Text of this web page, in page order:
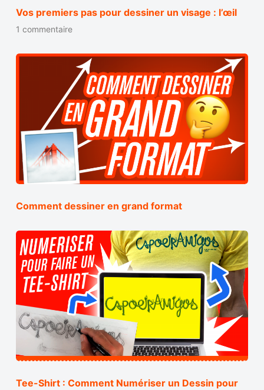
Vos premiers pas pour dessiner un visage : l’œil
1 commentaire
Comment dessiner en grand format
Tee-Shirt : Comment Numériser un Dessin pour